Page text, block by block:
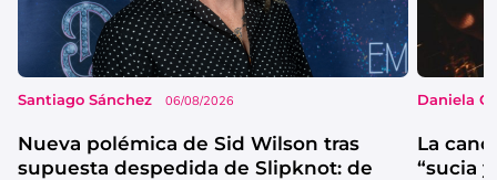
Santiago Sánchez 06/08/2026
Nueva polémica de Sid Wilson tras
supuesta despedida de Slipknot: de
Daniela
La
“sucia